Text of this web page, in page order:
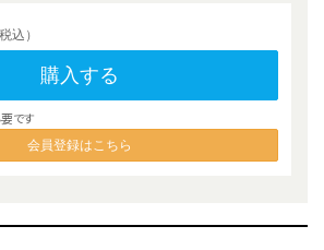
税込）
購入する
です
会員登録はこちら